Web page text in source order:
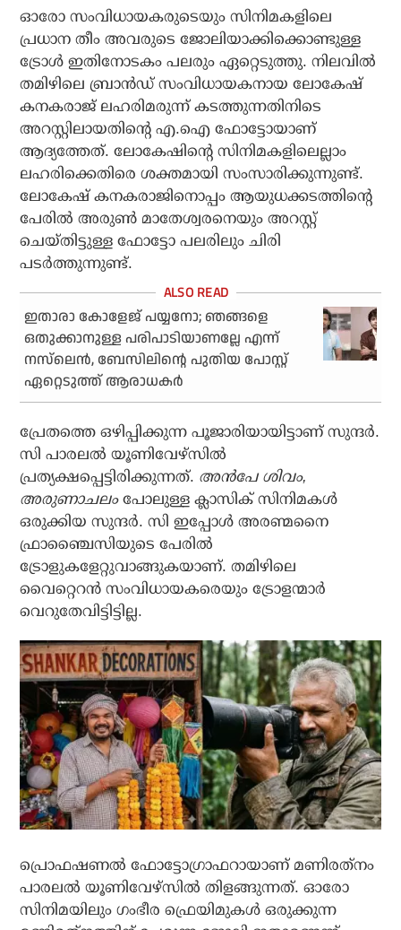
ഓരോ സംവിധായകരുടെയും സിനിമകളിലെ
പ്രധാന തീം അവരുടെ ജോലിയാക്കിക്കൊണ്ടുള്ള
ട്രോള്‍ ഇതിനോടകം പലരും ഏറ്റെടുത്തു. നിലവില്‍
തമിഴിലെ ബ്രാന്‍ഡ് സംവിധായകനായ ലോകേഷ്
കനകരാജ് ലഹരിമരുന്ന് കടത്തുന്നതിനിടെ
അറസ്റ്റിലായതിന്റെ എ.ഐ ഫോട്ടോയാണ്
ആദ്യത്തേത്. ലോകേഷിന്റെ സിനിമകളിലെല്ലാം
ലഹരിക്കെതിരെ ശക്തമായി സംസാരിക്കുന്നുണ്ട്.
ലോകേഷ് കനകരാജിനൊപ്പം ആയുധക്കടത്തിന്റെ
പേരില്‍ അരുണ്‍ മാതേശ്വരനെയും അറസ്റ്റ്
ചെയ്തിട്ടുള്ള ഫോട്ടോ പലരിലും ചിരി
പടര്‍ത്തുന്നുണ്ട്.
ഇതാരാ കോളേജ് പയ്യനോ; ഞങ്ങളെ
ഒതുക്കാനുള്ള പരിപാടിയാണല്ലേ എന്ന്
നസ്‌ലെന്‍, ബേസിലിന്റെ പുതിയ പോസ്റ്റ്
ഏറ്റെടുത്ത് ആരാധകര്‍
പ്രേതത്തെ ഒഴിപ്പിക്കുന്ന പൂജാരിയായിട്ടാണ് സുന്ദര്‍.
സി പാരലല്‍ യൂണിവേഴ്‌സില്‍
പ്രത്യക്ഷപ്പെട്ടിരിക്കുന്നത്. അന്‍പേ ശിവം,
അരുണാചലംപോലുള്ള ക്ലാസിക് സിനിമകള്‍
ഒരുക്കിയ സുന്ദര്‍. സി ഇപ്പോള്‍ അരണ്മനൈ
ഫ്രാഞ്ചൈസിയുടെ പേരില്‍
ട്രോളുകളേറ്റുവാങ്ങുകയാണ്. തമിഴിലെ
വൈറ്റെറന്‍ സംവിധായകരെയും ട്രോളന്മാര്‍
വെറുതേവിട്ടിട്ടില്ല.
പ്രൊഫഷണല്‍ ഫോട്ടോഗ്രാഫറായാണ് മണിരത്‌നം
പാരലല്‍ യൂണിവേഴ്‌സില്‍ തിളങ്ങുന്നത്. ഓരോ
സിനിമയിലും ഗംഭീര ഫ്രെയിമുകള്‍ ഒരുക്കുന്ന